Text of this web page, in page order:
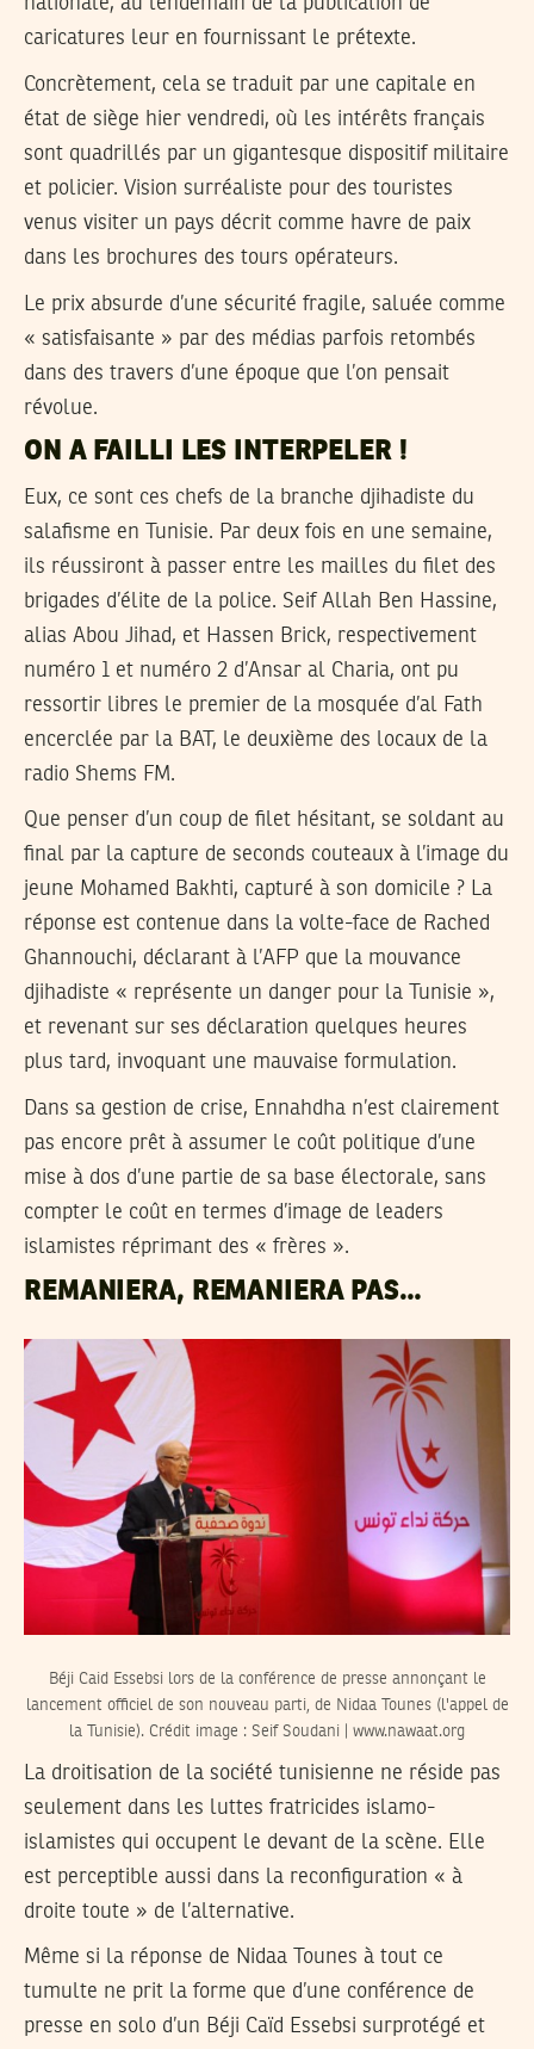
caricatures leur en fournissant le prétexte.
Concrètement, cela se traduit par une capitale en
état de siège hier vendredi, où les intérêts français
sont quadrillés par un gigantesque dispositif militaire
et policier. Vision surréaliste pour des touristes
venus visiter un pays décrit comme havre de paix
dans les brochures des tours opérateurs.
Le prix absurde d’une sécurité fragile, saluée comme
« satisfaisante » par des médias parfois retombés
dans des travers d’une époque que l’on pensait
révolue.
ON A FAILLI LES INTERPELER !
Eux, ce sont ces chefs de la branche djihadiste du
salafisme en Tunisie. Par deux fois en une semaine,
ils réussiront à passer entre les mailles du filet des
brigades d’élite de la police. Seif Allah Ben Hassine,
alias Abou Jihad, et Hassen Brick, respectivement
numéro 1 et numéro 2 d’Ansar al Charia, ont pu
ressortir libres le premier de la mosquée d’al Fath
encerclée par la BAT, le deuxième des locaux de la
radio Shems FM.
Que penser d’un coup de filet hésitant, se soldant au
final par la capture de seconds couteaux à l’image du
jeune Mohamed Bakhti, capturé à son domicile ? La
réponse est contenue dans la volte-face de Rached
Ghannouchi, déclarant à l’AFP que la mouvance
djihadiste « représente un danger pour la Tunisie »,
et revenant sur ses déclaration quelques heures
plus tard, invoquant une mauvaise formulation.
Dans sa gestion de crise, Ennahdha n’est clairement
pas encore prêt à assumer le coût politique d’une
mise à dos d’une partie de sa base électorale, sans
compter le coût en termes d’image de leaders
islamistes réprimant des « frères ».
REMANIERA, REMANIERA PAS…
Béji Caid Essebsi lors de la conférence de presse annonçant le
lancement officiel de son nouveau parti, de Nidaa Tounes (l'appel de
la Tunisie). Crédit image : Seif Soudani | www.nawaat.org
La droitisation de la société tunisienne ne réside pas
seulement dans les luttes fratricides islamo-
islamistes qui occupent le devant de la scène. Elle
est perceptible aussi dans la reconfiguration « à
droite toute » de l’alternative.
Même si la réponse de Nidaa Tounes à tout ce
tumulte ne prit la forme que d’une conférence de
presse en solo d’un Béji Caïd Essebsi surprotégé et